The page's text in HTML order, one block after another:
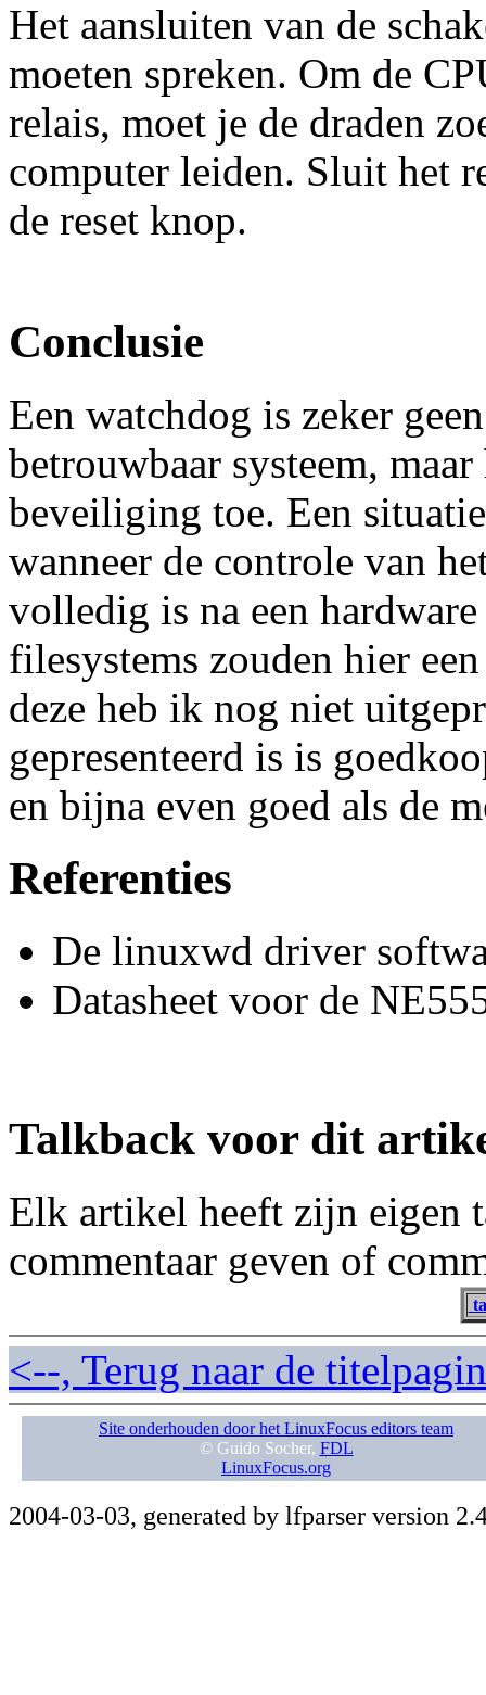
Het aansluiten van de
moeten spreken. Om de
relais, moet je de draden
computer leiden. Sluit het
de reset knop.
Conclusie
Een watchdog is zeker
betrouwbaar systeem,
beveiliging toe. Een
wanneer de controle van
volledig is na een
filesystems zouden hier
deze heb ik nog niet
gepresenteerd is is
en bijna even goed als de
Referenties
De linuxwd driver
Datasheet voor de
Talkback voor dit
Elk artikel heeft zijn eigen
commentaar geven of
<--, Terug naar de
Site onderhouden door het LinuxFocus editors team
© Guido Socher, FDL
LinuxFocus.org
2004-03-03, generated by lfparser version